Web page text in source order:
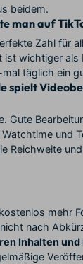
beidem.
man auf
Zahl für
ist wichtiger als
täglich ein
spielt
Gute
und
Reichweite
mehr
nach
Inhalten